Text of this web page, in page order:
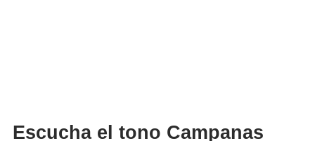
Escucha el tono Campanas